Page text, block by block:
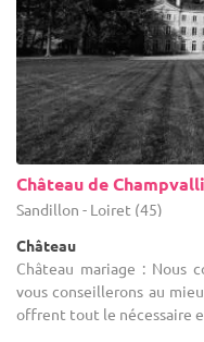
Château de
Sandillon - Loiret (45)
Château
Château mariage : Nous
vous conseillerons au
offrent tout le nécessaire